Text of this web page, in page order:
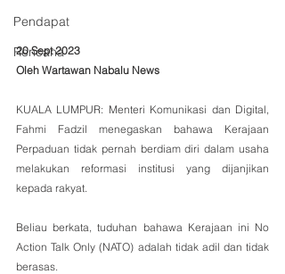
Pendapat
Rencana
20 Sept 2023
Oleh Wartawan Nabalu News
KUALA LUMPUR: Menteri Komunikasi dan Digital,
Fahmi Fadzil menegaskan bahawa Kerajaan
Perpaduan tidak pernah berdiam diri dalam usaha
melakukan reformasi institusi yang dijanjikan
kepada rakyat.
Beliau berkata, tuduhan bahawa Kerajaan ini No
Action Talk Only (NATO) adalah tidak adil dan tidak
berasas.